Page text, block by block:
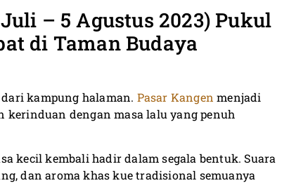
– 5 Agustus 2023) Pukul
di Taman Budaya
kampung halaman. Pasar Kangen menjadi
kerinduan dengan masa lalu yang penuh
kecil kembali hadir dalam segala bentuk. Suara
dan aroma khas kue tradisional semuanya